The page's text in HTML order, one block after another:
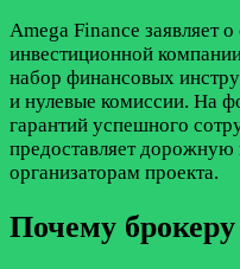
Amega Finance заявляет
инвестиционной
набор финансовых
и нулевые комиссии. На
гарантий успешного
предоставляет
организаторам проекта.
Почему брокеру